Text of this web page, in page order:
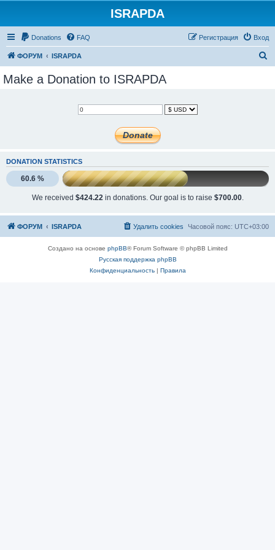
ISRAPDA
Donations FAQ Вход
Регистрация
ФОРУМ ISRAPDA
Make a Donation to ISRAPDA
DONATION STATISTICS
60.6 %
We received $424.22 in donations. Our goal is to raise $700.00.
ФОРУМ ISRAPDA Часовой пояс: UTC+03:00
Удалить cookies
Создано на основе phpBB® Forum Software © phpBB Limited
Русская поддержка phpBB
Конфиденциальность| Правила